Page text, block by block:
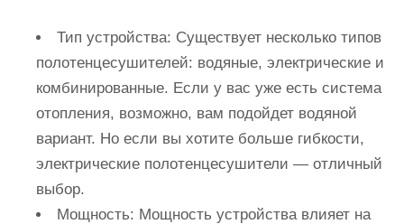
Тип устройства: Существует несколько типов
полотенцесушителей: водяные, электрические и
комбинированные. Если у вас уже есть система
отопления, возможно, вам подойдет водяной
вариант. Но если вы хотите больше гибкости,
электрические полотенцесушители — отличный
выбор.
Мощность: Мощность устройства влияет на